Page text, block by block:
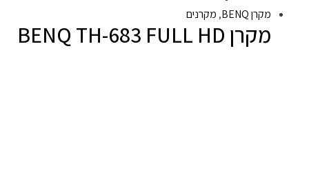
מקרן BENQ , מקרנים
מקרן BENQ TH-683 FULL HD